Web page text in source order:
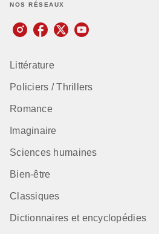
NOS RÉSEAUX
Littérature
Policiers / Thrillers
Romance
Imaginaire
Sciences humaines
Bien-être
Classiques
Dictionnaires et encyclopédies